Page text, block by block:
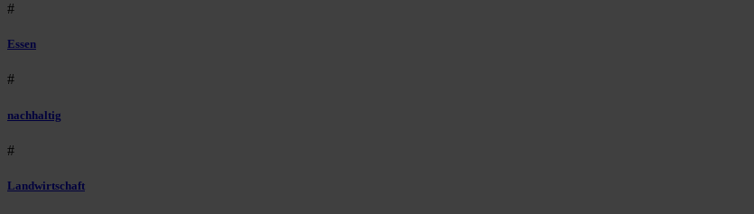
#
Essen
#
nachhaltig
#
Landwirtschaft